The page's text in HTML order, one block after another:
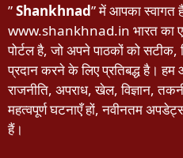
”Shankhnad” में आपका स्वागत
www.shankhnad.in भारत का
पोर्टल है, जो अपने पाठकों को सटीक,
प्रदान करने के लिए प्रतिबद्ध है। हम
राजनीति, अपराध, खेल, विज्ञान,
महत्वपूर्ण घटनाएँ हों, नवीनतम
हैं।